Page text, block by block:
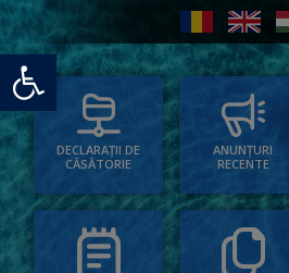
Deschide bara de unelte
DECLARAȚII DE
CĂSĂTORIE
ANUNȚURI
RECENTE